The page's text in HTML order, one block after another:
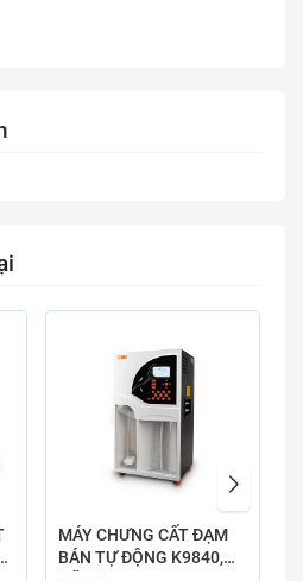
MÁY CHƯNG CẤT ĐẠM
BÁN TỰ ĐỘNG K9840,